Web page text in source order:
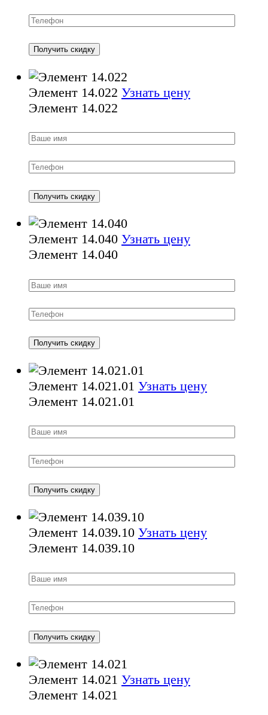
Элемент 14.022 Узнать цену
Элемент 14.022
Элемент 14.040 Узнать цену
Элемент 14.040
Элемент 14.021.01 Узнать цену
Элемент 14.021.01
Элемент 14.039.10 Узнать цену
Элемент 14.039.10
Элемент 14.021 Узнать цену
Элемент 14.021